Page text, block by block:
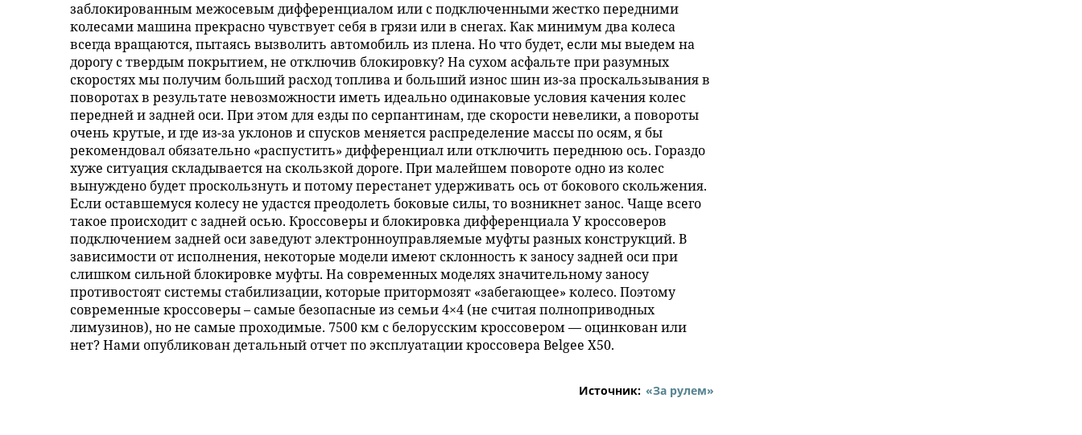
заблокированным межосевым дифференциалом или с подключенными жестко передними
колесами машина прекрасно чувствует себя в грязи или в снегах. Как минимум два колеса
всегда вращаются, пытаясь вызволить автомобиль из плена. Но что будет, если мы выедем на
дорогу с твердым покрытием, не отключив блокировку? На сухом асфальте при разумных
скоростях мы получим больший расход топлива и больший износ шин из-за проскальзывания в
поворотах в результате невозможности иметь идеально одинаковые условия качения колес
передней и задней оси. При этом для езды по серпантинам, где скорости невелики, а повороты
очень крутые, и где из-за уклонов и спусков меняется распределение массы по осям, я бы
рекомендовал обязательно «распустить» дифференциал или отключить переднюю ось. Гораздо
хуже ситуация складывается на скользкой дороге. При малейшем повороте одно из колес
вынуждено будет проскользнуть и потому перестанет удерживать ось от бокового скольжения.
Если оставшемуся колесу не удастся преодолеть боковые силы, то возникнет занос. Чаще всего
такое происходит с задней осью. Кроссоверы и блокировка дифференциала У кроссоверов
подключением задней оси заведуют электронноуправляемые муфты разных конструкций. В
зависимости от исполнения, некоторые модели имеют склонность к заносу задней оси при
слишком сильной блокировке муфты. На современных моделях значительному заносу
противостоят системы стабилизации, которые притормозят «забегающее» колесо. Поэтому
современные кроссоверы – самые безопасные из семьи 4×4 (не считая полноприводных
лимузинов), но не самые проходимые. 7500 км с белорусским кроссовером — оцинкован или
нет? Нами опубликован детальный отчет по эксплуатации кроссовера Belgee X50.
Источник: «За рулем»